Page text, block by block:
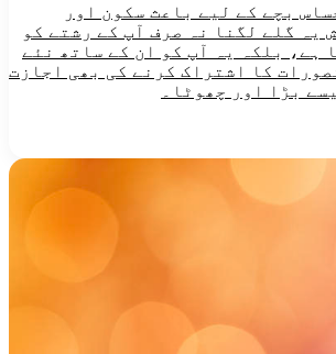
بچے کے لیے باعث سکون اور
یہ گلے لگنا نہ صرف آپ کے رشتے کو
ہے، بلکہ یہ آپ کو ان کے ساتھ نئے
کا اشتراک کرنے کی بھی اجازت
بڑا اور چھوٹا۔